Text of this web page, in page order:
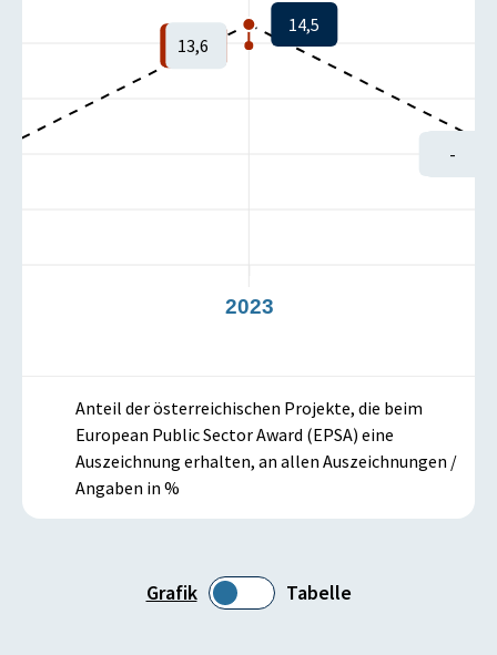
Grafik Tabelle
2023
13,6
14,5
-
Anteil der österreichischen Projekte, die beim
European Public Sector Award (EPSA) eine
Auszeichnung erhalten, an allen Auszeichnungen /
Angaben in %